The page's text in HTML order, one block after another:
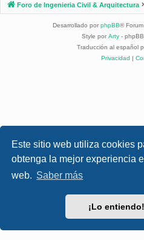
Este sitio web utiliza cookies
obtenga la mejor experiencia
web. Saber más
¡Lo entiendo!
Foro de Ingenieria Civil & Arquitectura
Desarrollado por phpBB®
Style por Arty -
Traducción al español
Privacidad |